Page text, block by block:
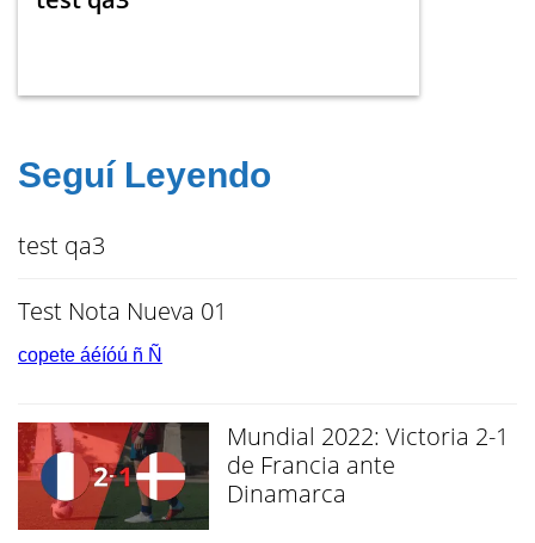
Seguí Leyendo
test qa3
Test Nota Nueva 01
copete áéíóú ñ Ñ
Mundial 2022: Victoria 2-1
de Francia ante
Dinamarca